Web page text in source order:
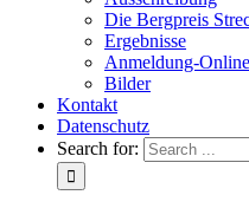
Die Bergpreis
Ergebnisse
Anmeldung-Online
Bilder
Kontakt
Datenschutz
Search for: